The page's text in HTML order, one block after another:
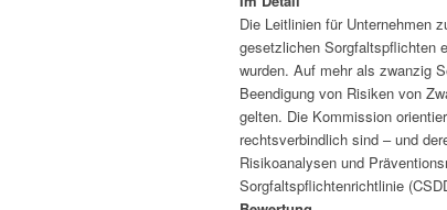
Die Leitlinien für Unternehmen
gesetzlichen Sorgfaltspflichten
wurden. Auf mehr als zwanzig
Beendigung von Risiken von
gelten. Die Kommission
rechtsverbindlich sind – und
Risikoanalysen und
Sorgfaltspflichtenrichtlinie